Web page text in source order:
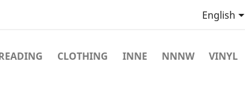
English
CLOTHING INNE NNNW VINYL